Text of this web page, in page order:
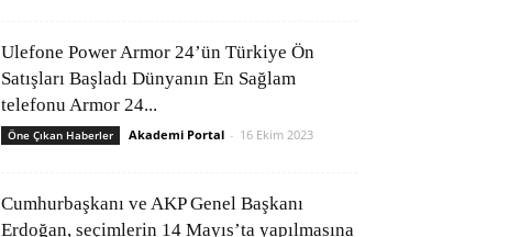
Ulefone Power Armor 24’ün Türkiye Ön
Satışları Başladı Dünyanın En Sağlam
telefonu Armor 24...
Öne Çıkan Haberler Akademi Portal - 16 Ekim 2023
Cumhurbaşkanı ve AKP Genel Başkanı
Erdoğan, seçimlerin 14 Mayıs’ta yapılmasına